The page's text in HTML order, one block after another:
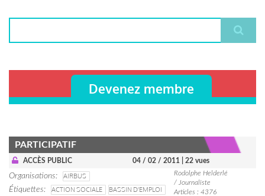
Devenez membre
PARTICIPATIF
ACCÈS PUBLIC 04 / 02 / 2011 | 22 vues
Organisations
AIRBUS
Étiquettes
ACTION SOCIALE
BASSIN D'EMPLOI
Rodolphe Helderlé
/ Journaliste
Articles : 4376